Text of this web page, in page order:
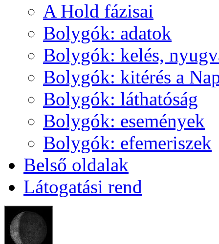
A Hold fá­zi­sai
Boly­gók: ada­tok
Boly­gók: ke­lés,
Boly­gók: ki­té­rés a
Boly­gók: lát­ha­tó­ság
Boly­gók: ese­mé­nyek
Boly­gók: efe­me­ri­szek
Bel­ső ol­da­lak
Lá­to­ga­tá­si rend